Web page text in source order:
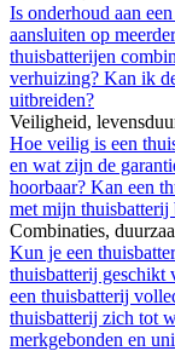
Is onderhoud aan
aansluiten op
thuisbatterijen
verhuizing? Kan ik
uitbreiden?
Veiligheid,
Hoe veilig is een
en wat zijn de
hoorbaar? Kan een
met mijn
Combinaties,
Kun je een
thuisbatterij geschikt
een thuisbatterij
thuisbatterij zich tot
merkgebonden en